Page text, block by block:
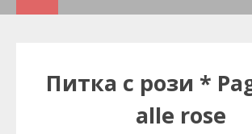
Питка с рози *
alle rose